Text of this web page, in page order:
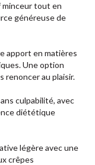
tout en
généreuse de
apport en matières
Une option
renoncer au plaisir.
culpabilité, avec
diététique
légère avec une
crêpes